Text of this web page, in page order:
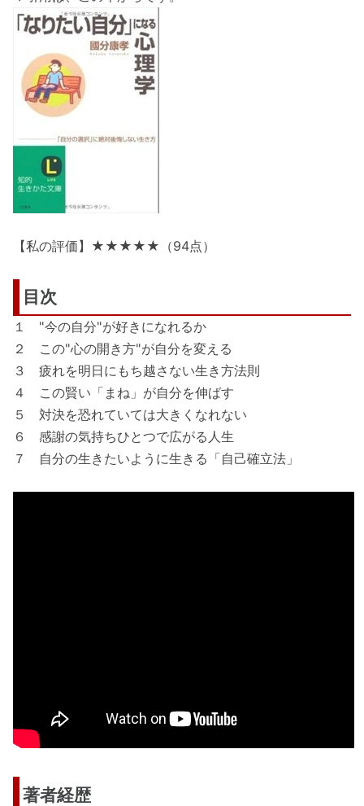
【私の評価】★★★★★（94点）
目次
１ "今の自分"が好きになれるか
２ この"心の開き方"が自分を変える
３ 疲れを明日にもち越さない生き方法則
４ この賢い「まね」が自分を伸ばす
５ 対決を恐れていては大きくなれない
６ 感謝の気持ちひとつで広がる人生
７ 自分の生きたいように生きる「自己確立法」
著者経歴